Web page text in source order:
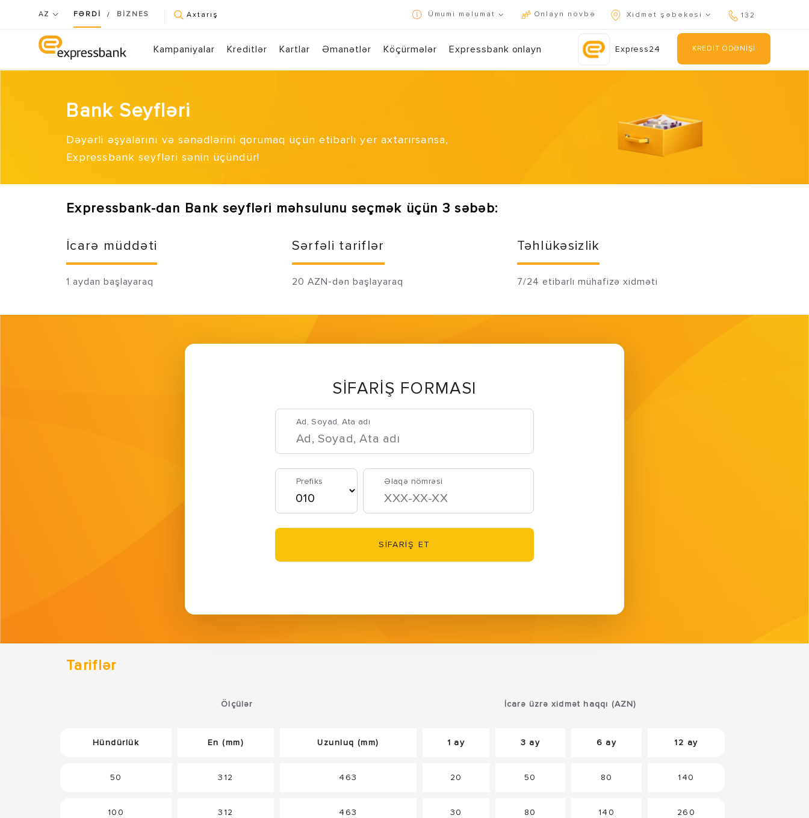
AZ FƏRDİ / BİZNES Axtarış Ümumi məlumat Onlayn növbə Xidmət şəbəkəsi 132
Kampaniyalar Kreditlər Kartlar Əmanətlər Köçürmələr Expressbank onlayn Express24 KREDİT ÖDƏNİŞİ
Bank Seyfləri
Dəyərli əşyalarını və sənədlərini qorumaq üçün etibarlı yer axtarırsansa,
Expressbank seyfləri sənin üçündür!
Expressbank-dan Bank seyfləri məhsulunu seçmək üçün 3 səbəb:
İcarə müddəti
1 aydan başlayaraq
Sərfəli tariflər
20 AZN-dən başlayaraq
Təhlükəsizlik
7/24 etibarlı mühafizə xidməti
SİFARİŞ FORMASI
Ad, Soyad, Ata adı
Prefiks Əlaqə nömrəsi
SİFARİŞ ET
Tariflər
Ölçülər İcarə üzrə xidmət haqqı (AZN)
Hündürlük En (mm) Uzunluq (mm) 1 ay 3 ay 6 ay 12 ay
50 312 463 20 50 80 140
100 312 463 30 80 140 260